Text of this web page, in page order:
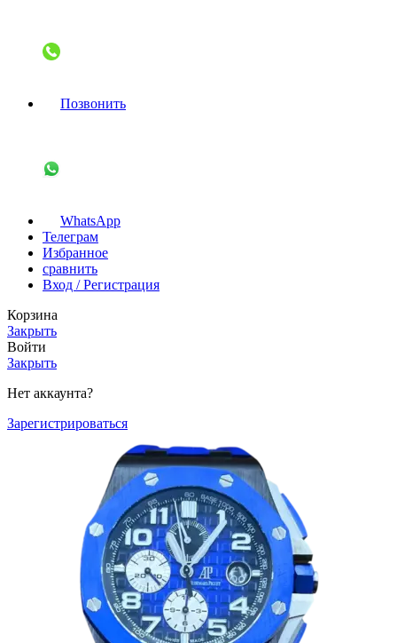
Позвонить
WhatsApp
Телеграм
Избранное
сравнить
Вход / Регистрация
Корзина
Закрыть
Войти
Закрыть
Нет аккаунта?
Зарегистрироваться